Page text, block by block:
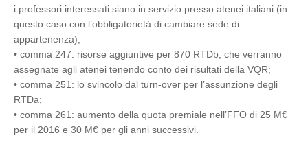
i professori interessati siano in servizio presso atenei italiani (in
questo caso con l’obbligatorietà di cambiare sede di
appartenenza);
• comma 247: risorse aggiuntive per 870 RTDb, che verranno
assegnate agli atenei tenendo conto dei risultati della VQR;
• comma 251: lo svincolo dal turn-over per l’assunzione degli
RTDa;
• comma 261: aumento della quota premiale nell’FFO di 25 M€
per il 2016 e 30 M€ per gli anni successivi.